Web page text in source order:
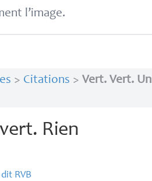
l’image.
> Citations > Vert. Vert. Un
Rien
dit RVB